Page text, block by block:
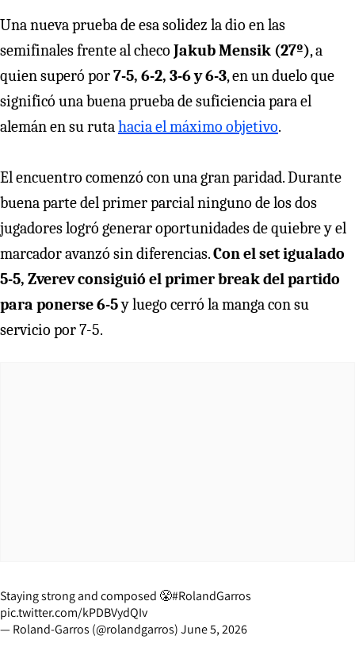
Una nueva prueba de esa solidez la dio en las
semifinales frente al checo Jakub Mensik (27º), a
quien superó por7-5, 6-2, 3-6 y 6-3, en un duelo que
significó una buena prueba de suficiencia para el
alemán en su rutahacia el máximo objetivo.
El encuentro comenzó con una gran paridad. Durante
buena parte del primer parcial ninguno de los dos
jugadores logró generar oportunidades de quiebre y el
marcador avanzó sin diferencias.Con el set igualado
5-5, Zverev consiguió el primer break del partido
para ponerse 6-5y luego cerró la manga con su
servicio por 7-5.
Staying strong and composed 😤#RolandGarros
pic.twitter.com/kPDBVydQIv
— Roland-Garros (@rolandgarros)June 5, 2026